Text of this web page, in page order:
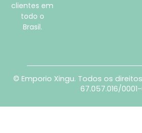
clientes em
todo o
Brasil.
© Emporio Xingu. Todos os
67.057.016/0001-